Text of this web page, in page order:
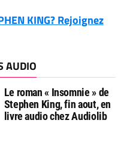
KING? Rejoignez
AUDIO
Le roman « Insomnie » de
Stephen King, fin aout, en
livre audio chez Audiolib